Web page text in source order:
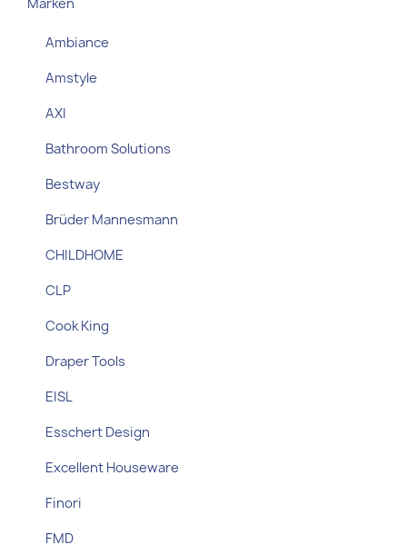
Marken
Ambiance
Amstyle
AXI
Bathroom Solutions
Bestway
Brüder Mannesmann
CHILDHOME
CLP
Cook King
Draper Tools
EISL
Esschert Design
Excellent Houseware
Finori
FMD